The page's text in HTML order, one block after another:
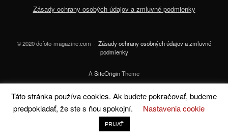
Zásady ochrany osobých údajov a zmluvné podmienky
© 2020 dofoto-magazine.com
Zásady ochrany osobných údajov a zmluvné
podmienky
A SiteOriginTheme
Táto stránka používa cookies. Ak budete pokračovať, budeme
predpokladať, že ste s ňou spokojní.
Nastavenia cookie
PRIJAŤ